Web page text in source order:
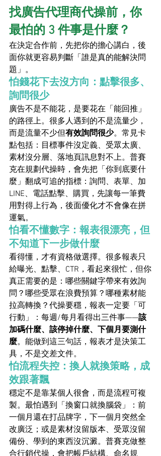
找廣告代理商代操前，你
最怕的 3 件事是什麼？
在決定合作前，先把你的擔心講白，後
面你就更容易判斷「誰是真的能解決問
題」。
怕錢花下去沒方向：點擊很多、
詢問很少
廣告不是不能花，是要花在「能回推」
的路徑上。很多人遇到的不是流量少，
而是流量不少但有效詢問很少。常見卡
點包括：目標事件沒定義、受眾太廣、
素材沒分層、落地頁訊息對不上。普賽
克在規劃代操時，會先把「你到底要什
麼」翻成可追的指標：詢問、表單、加
LINE、電話點擊、購買，先讓每一筆費
用對得上行為，後面優化才不會像在拼
運氣。
怕看不懂數字：報表很漂亮，但
不知道下一步做什麼
看得懂，才有資格做選擇。很多報表只
給曝光、點擊、CTR，看起來很忙，但你
真正需要的是：哪些關鍵字帶來有效詢
問？哪些受眾在浪費預算？哪種素材能
拉高轉換？代操要穩，報表一定要「可
行動」：每週/每月看得出三件事——該
加碼什麼、該停掉什麼、下個月要測什
麼。能做到這三句話，報表才是決策工
具，不是交差文件。
怕流程失控：換人就換策略，成
效跟著飄
穩定不是靠某個人很會，而是流程可複
製。最怕遇到「換窗口就換腦袋」：前
一個月還在打品牌字，下一個月突然全
改廣泛；或是素材沒留版本、受眾沒留
備份、學到的東西沒沉澱。普賽克做整
合行銷代操，會把帳戶結構、命名規